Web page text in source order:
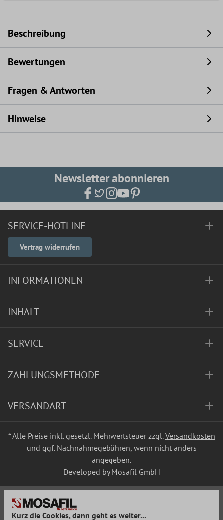
Beschreibung
Bewertungen
Fragen & Antworten
Hinweise
Newsletter abonnieren
SERVICE-HOTLINE
Vertrag widerrufen
INFORMATIONEN
INHALT
SERVICE
ZAHLUNGSMETHODE
VERSANDART
* Alle Preise inkl. gesetzl. Mehrwertsteuer zzgl.Versandkosten
und ggf. Nachnahmegebühren, wenn nicht anders
angegeben.
Developed by Mosafil GmbH
Kurz die Cookies, dann geht es weiter...